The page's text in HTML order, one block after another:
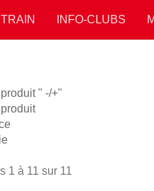
INFO-CLUBS
" -/+"
1 à 11 sur 11